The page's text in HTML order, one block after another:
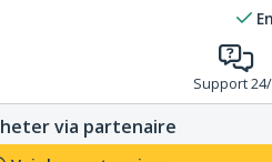
Support
via partenaire